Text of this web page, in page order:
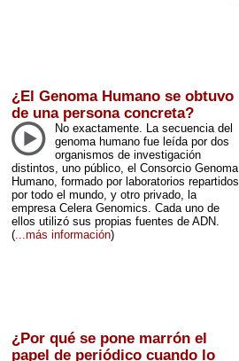
¿El Genoma Humano se obtuvo
de una persona concreta?
No exactamente. La secuencia del
genoma humano fue leída por dos
organismos de investigación
distintos, uno público, el Consorcio Genoma
Humano, formado por laboratorios repartidos
por todo el mundo, y otro privado, la
empresa Celera Genomics. Cada uno de
ellos utilizó sus propias fuentes de ADN
(...más información)
¿Por qué se pone marrón el
papel de periódico cuando lo